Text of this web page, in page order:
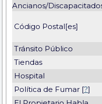
Ancianos/
Código Postal[es]
Tránsito Público
Tiendas
Hospital
Política de Fumar [?]